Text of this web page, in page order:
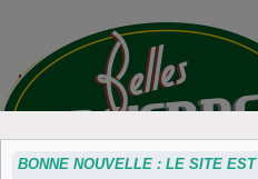
BONNE NOUVELLE : LE SITE